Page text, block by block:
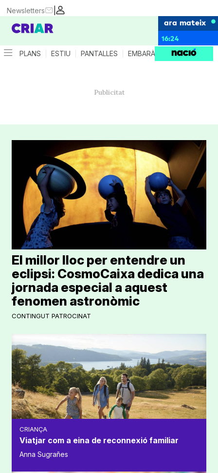
|
Newsletters
ara mateix
16:24
PLANS ESTIU PANTALLES EMBARÀS CRIANÇA
CONTINGUT PATROCINAT
El millor lloc per entendre un
eclipsi: CosmoCaixa dedica una
jornada especial a aquest
fenomen astronòmic
CRIANÇA
Viatjar com a eina de reconnexió familiar
Anna Sugrañes